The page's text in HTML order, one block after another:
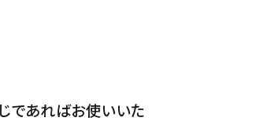
であればお使いいた